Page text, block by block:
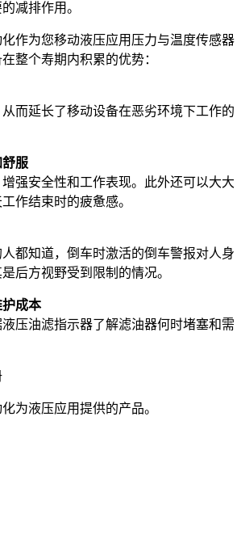
减排作用。
作为您移动液压应用压力与温度传感器
整个寿期内积累的优势：
而延长了移动设备在恶劣环境下工作的
服
强安全性和工作表现。此外还可以大大
作结束时的疲惫感。
都知道，倒车时激活的倒车警报对人身
后方视野受到限制的情况。
成本
压油滤指示器了解滤油器何时堵塞和需
为液压应用提供的产品。